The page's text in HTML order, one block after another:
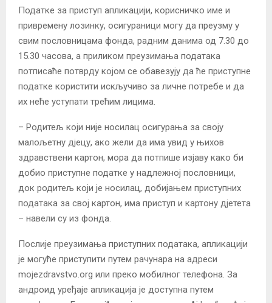
Податке за приступ апликацији, корисничко име и
привремену лозинку, осигураници могу да преузму у
свим пословницама фонда, радним данима од 7.30 до
15.30 часова, а приликом преузимања података
потписаће потврду којом се обавезују да ће приступне
податке користити искључиво за личне потребе и да
их неће уступати трећим лицима.
– Родитељ који није носилац осигурања за своју
малољетну дјецу, ако жели да има увид у њихов
здравствени картон, мора да потпише изјаву како би
добио приступне податке у надлежној пословници,
док родитељ који је носилац, добијањем приступних
података за свој картон, има приступ и картону дјетета
– навели су из фонда.
Послије преузимања приступних података, апликацији
је могуће приступити путем рачунара на адреси
mojezdravstvo.org или преко мобилног телефона. За
андроид уређаје апликација је доступна путем